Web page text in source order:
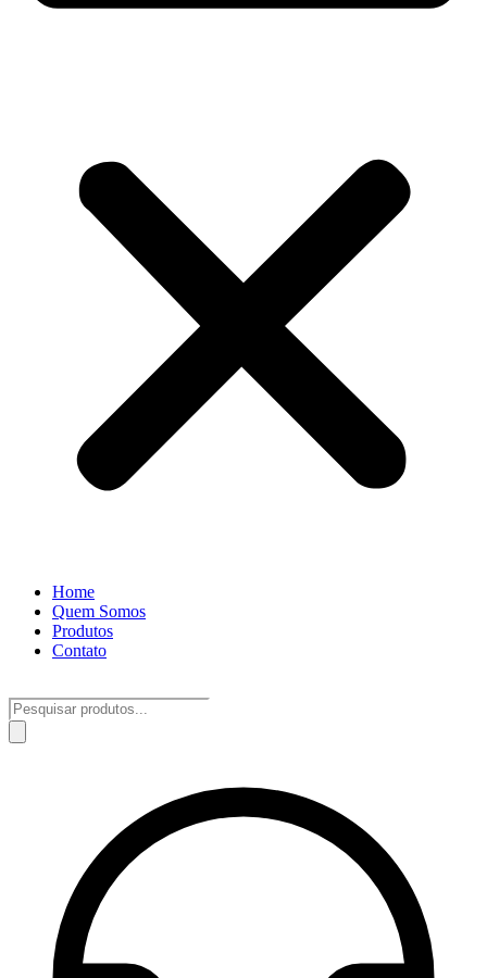
Home
Quem Somos
Produtos
Contato
Pesquisar
produtos